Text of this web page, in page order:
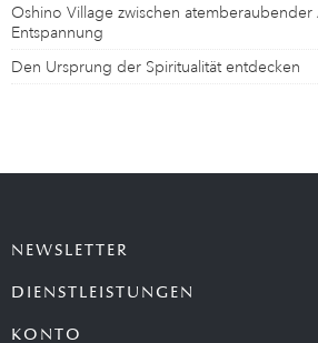
Oshino Village zwischen atemberaubender
Entspannung
Den Ursprung der Spiritualität entdecken
NEWSLETTER
DIENSTLEISTUNGEN
KONTO